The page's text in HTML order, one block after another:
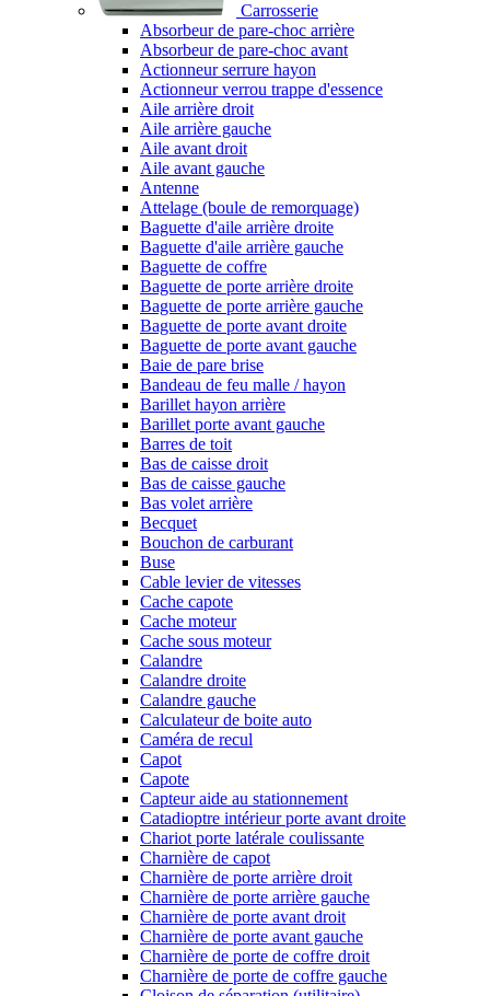
Carrosserie
Absorbeur de pare-choc arrière
Absorbeur de pare-choc avant
Actionneur serrure hayon
Actionneur verrou trappe d'essence
Aile arrière droit
Aile arrière gauche
Aile avant droit
Aile avant gauche
Antenne
Attelage (boule de remorquage)
Baguette d'aile arrière droite
Baguette d'aile arrière gauche
Baguette de coffre
Baguette de porte arrière droite
Baguette de porte arrière gauche
Baguette de porte avant droite
Baguette de porte avant gauche
Baie de pare brise
Bandeau de feu malle / hayon
Barillet hayon arrière
Barillet porte avant gauche
Barres de toit
Bas de caisse droit
Bas de caisse gauche
Bas volet arrière
Becquet
Bouchon de carburant
Buse
Cable levier de vitesses
Cache capote
Cache moteur
Cache sous moteur
Calandre
Calandre droite
Calandre gauche
Calculateur de boite auto
Caméra de recul
Capot
Capote
Capteur aide au stationnement
Catadioptre intérieur porte avant droite
Chariot porte latérale coulissante
Charnière de capot
Charnière de porte arrière droit
Charnière de porte arrière gauche
Charnière de porte avant droit
Charnière de porte avant gauche
Charnière de porte de coffre droit
Charnière de porte de coffre gauche